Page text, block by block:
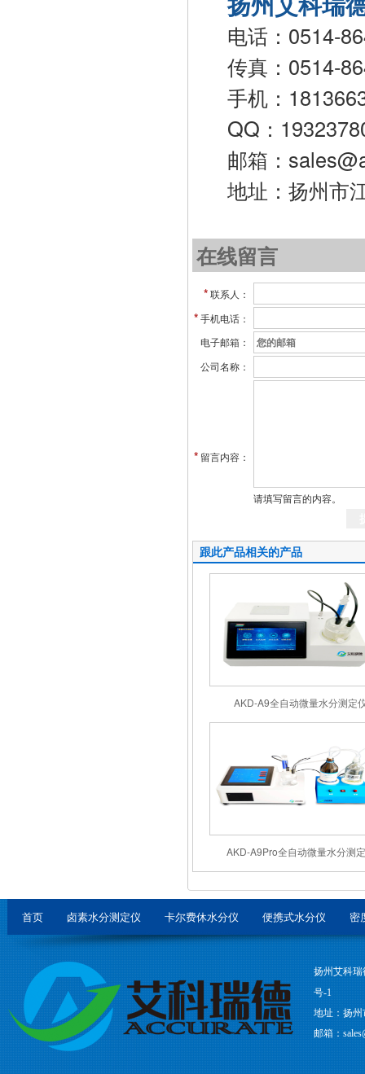
电话：0514-
传真：0514-
手机：
QQ：
邮箱：
地址：扬州市
在线留言
*联系人：
*手机电话：
电子邮箱：
公司名称：
* 留言内容：
请填写留言的内容。
跟此产品相关的产品
AKD-A9全自动微量水分测定
AKD-A9Pro全自动微量水分测
首页 卤素水分测定仪 卡尔费休水分仪 便携式水分仪 密
扬州艾科
号-1
地址：扬
邮箱：